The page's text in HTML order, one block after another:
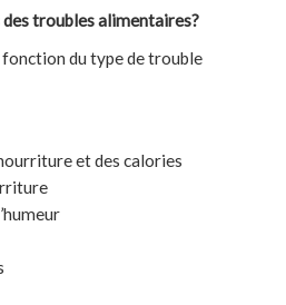
troubles alimentaires?
du type de trouble
et des calories